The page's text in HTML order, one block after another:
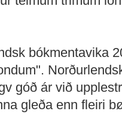
bókmentavika
góð ár við
gleða enn fleiri